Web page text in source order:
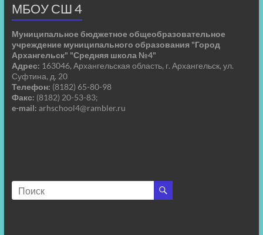
МБОУ СШ 4
Муниципальное бюджетное общеобразовательное
учреждение муниципального образования "Город
Архангельск" "Средняя школа №4"
Адрес: 163046, Архангельская область, г. Архангельск, ул.
Суфтина, д. 20
Телефон: (8182) 65-80-98
Факс: (8182) 20-53-83;
e-mail: arhschool4@rambler.ru